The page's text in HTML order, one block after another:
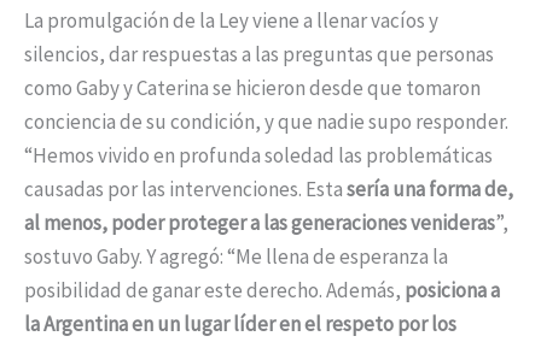
La promulgación de la Ley viene a llenar vacíos y
silencios, dar respuestas a las preguntas que personas
como Gaby y Caterina se hicieron desde que tomaron
conciencia de su condición, y que nadie supo responder.
“Hemos vivido en profunda soledad las problemáticas
causadas por las intervenciones. Estasería una forma de,
al menos, poder proteger a las generaciones venideras”,
sostuvo Gaby. Y agregó: “Me llena de esperanza la
posibilidad de ganar este derecho. Además, posiciona a
la Argentina en un lugar líder en el respeto por los